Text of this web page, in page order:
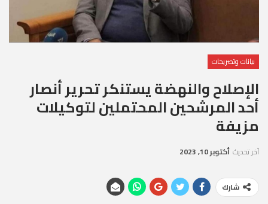
بيانات وتصريحات
الإصلاح والنهضة يستنكر تحرير أنصار
أحد المرشحين المحتملين لتوكيلات
مزيفة
آخر تحديث أكتوبر 10, 2023
شارك